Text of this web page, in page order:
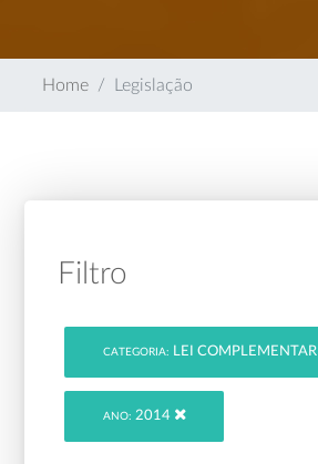
Home Legislação
Filtro
CATEGORIA: LEI COMPLEMENTAR
ANO: 2014